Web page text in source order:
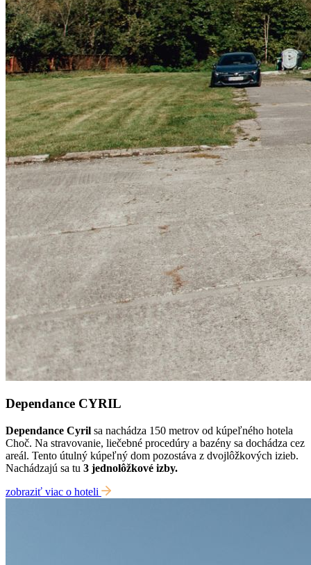
Dependance CYRIL
Dependance Cyril sa nachádza 150 metrov od kúpeľného hotela
Choč. Na stravovanie, liečebné procedúry a bazény sa dochádza cez
areál. Tento útulný kúpeľný dom pozostáva z dvojlôžkových izieb.
Nachádzajú sa tu 3 jednolôžkové izby.
zobraziť viac o hoteli